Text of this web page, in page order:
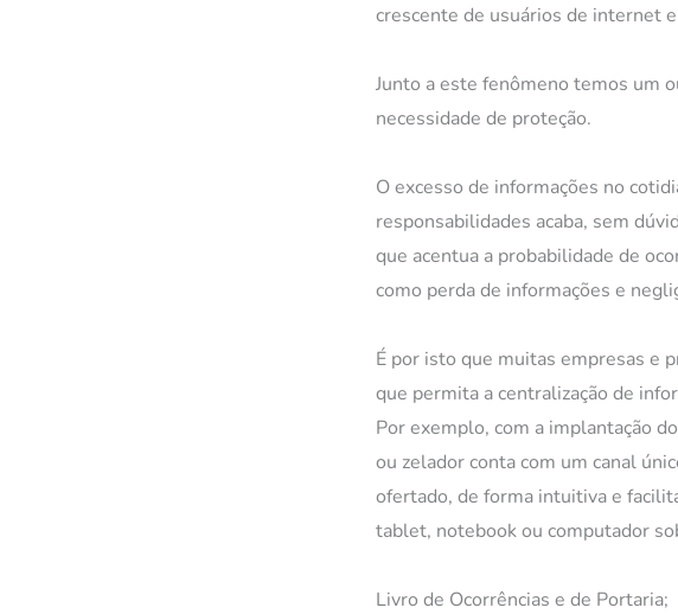
crescente de usuários de internet
Junto a este fenômeno temos um
necessidade de proteção.
O excesso de informações no
responsabilidades acaba, sem
que acentua a probabilidade de
como perda de informações e
É por isto que muitas empresas e
que permita a centralização de
Por exemplo, com a implantação
ou zelador conta com um canal
ofertado, de forma intuitiva e
tablet, notebook ou computador
Livro de Ocorrências e de Portaria;